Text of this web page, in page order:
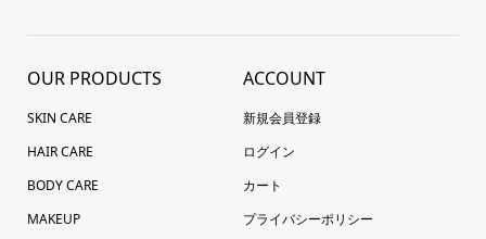
OUR PRODUCTS
SKIN CARE
HAIR CARE
BODY CARE
MAKEUP
ACCOUNT
新規会員登録
ログイン
カート
プライバシーポリシー